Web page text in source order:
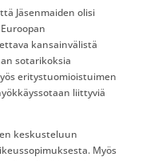
Jäsenmaiden olisi
kansainvälistä
sotarikoksia
eritystuomioistuimen
liittyviä
keskusteluun
Myös